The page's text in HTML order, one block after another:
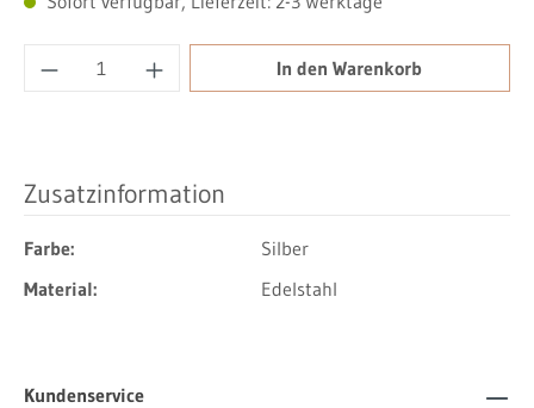
Produkt Anzahl: Gib den gewünschten
In den Warenkorb
Zusatzinformation
Farbe:
Silber
Material:
Edelstahl
Kundenservice